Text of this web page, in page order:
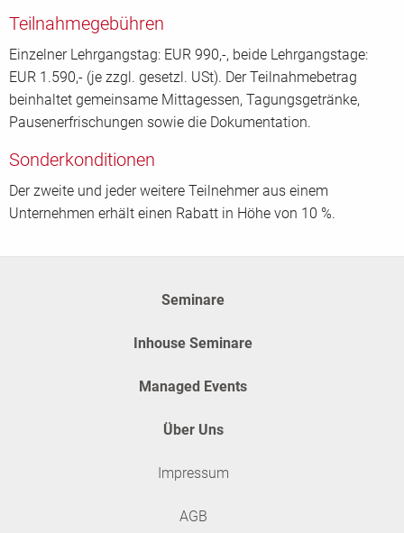
Teilnahmegebühren
Einzelner Lehrgangstag: EUR 990,-, beide Lehrgangstage:
EUR 1.590,- (je zzgl. gesetzl. USt). Der Teilnahmebetrag
beinhaltet gemeinsame Mittagessen, Tagungsgetränke,
Pausenerfrischungen sowie die Dokumentation.
Sonderkonditionen
Der zweite und jeder weitere Teilnehmer aus einem
Unternehmen erhält einen Rabatt in Höhe von 10 %.
Seminare
Inhouse Seminare
Managed Events
Über Uns
Impressum
AGB